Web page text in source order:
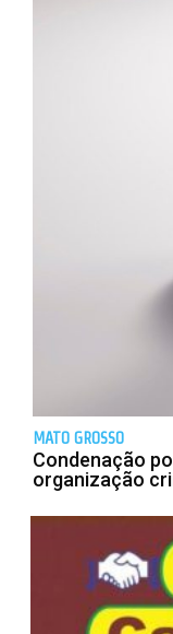
MATO GROSSO
Condenação
organização